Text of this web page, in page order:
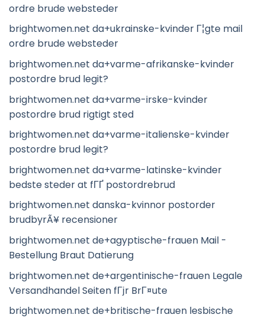
ordre brude websteder
brightwomen.net da+ukrainske-kvinder Г¦gte mail
ordre brude websteder
brightwomen.net da+varme-afrikanske-kvinder
postordre brud legit?
brightwomen.net da+varme-irske-kvinder
postordre brud rigtigt sted
brightwomen.net da+varme-italienske-kvinder
postordre brud legit?
brightwomen.net da+varme-latinske-kvinder
bedste steder at fГҐ postordrebrud
brightwomen.net danska-kvinnor postorder
brudbyrÃ¥ recensioner
brightwomen.net de+agyptische-frauen Mail -
Bestellung Braut Datierung
brightwomen.net de+argentinische-frauen Legale
Versandhandel Seiten fГјr BrГ¤ute
brightwomen.net de+britische-frauen lesbische